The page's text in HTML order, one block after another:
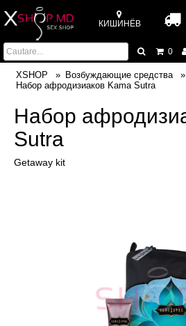
КИШИНЁВ
0
XSHOP Возбуждающие средства
Набор афродизиаков Kama Sutra
Набор
Sutra
Getaway kit